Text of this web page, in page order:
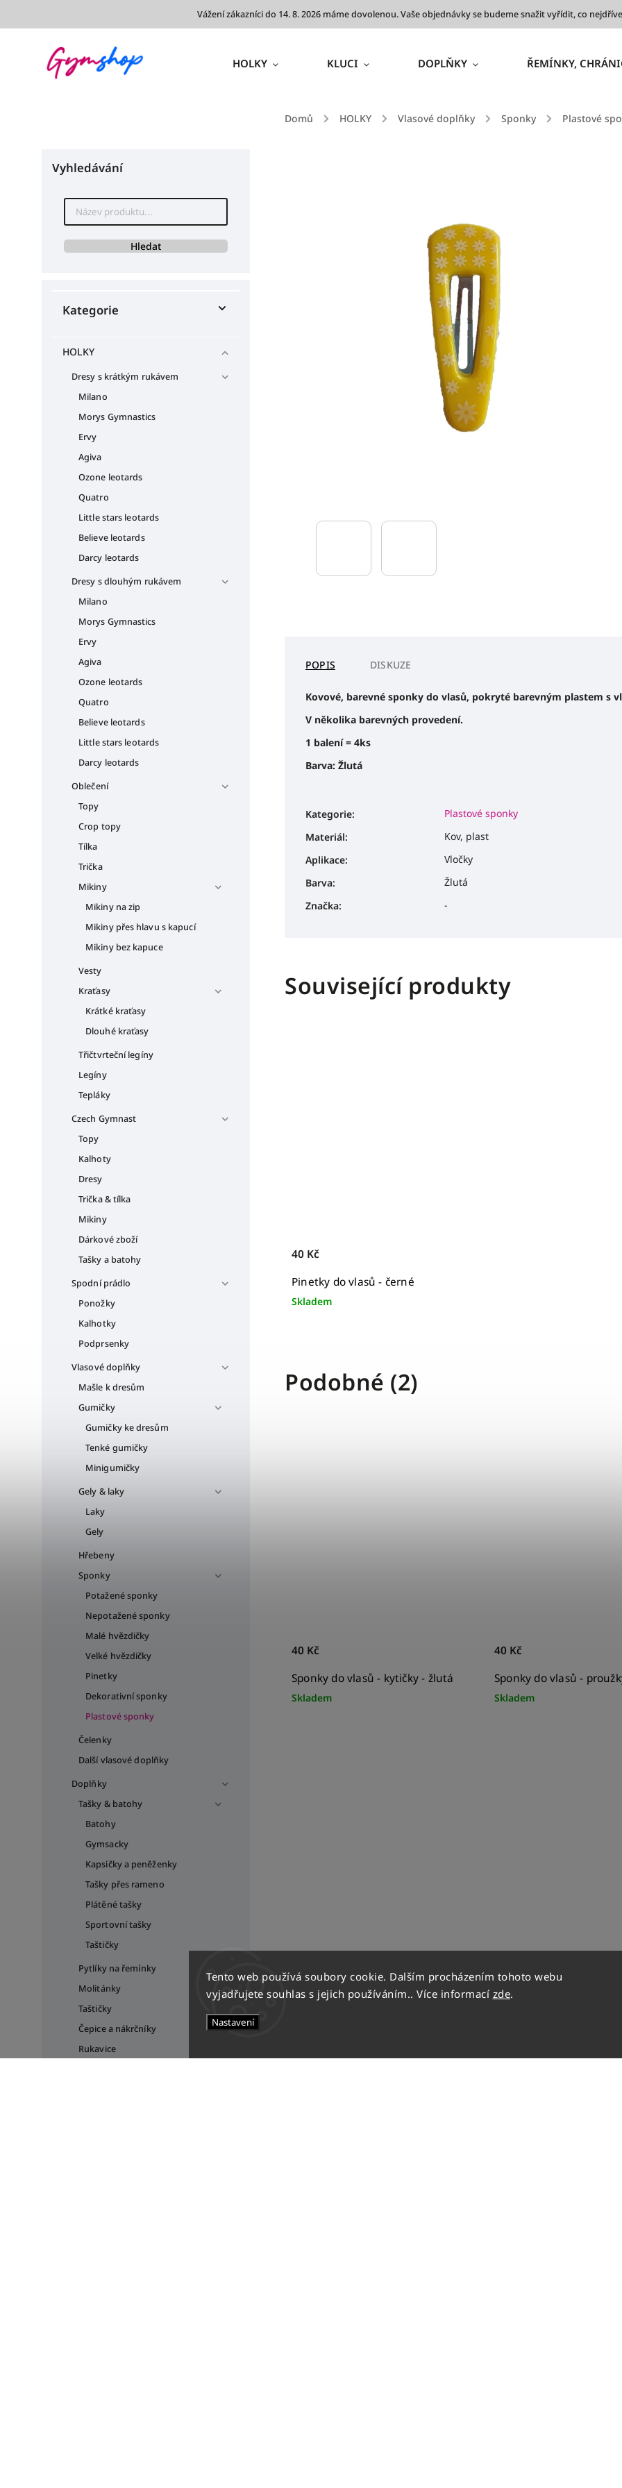
Tento web používá soubory cookie. Dalším procházením tohoto webu
vyjadřujete souhlas s jejich používáním.. Více informací zde.
Nastavení
Vážení zákazníci do 14. 8. 2026 máme dovolenou. Vaše objednávky se budeme snažit vyřídit, co
HOLKY KLUCI DOPLŇKY ŘEMÍNKY,
Domů / HOLKY / Vlasové doplňky / Sponky / Plastové
Vyhledávání
Hledat
Kategorie
HOLKY
Dresy s krátkým rukávem
Milano
Morys Gymnastics
Ervy
Agiva
Ozone leotards
Quatro
Little stars leotards
Believe leotards
Darcy leotards
Dresy s dlouhým rukávem
Milano
Morys Gymnastics
Ervy
Agiva
Ozone leotards
Quatro
Believe leotards
Little stars leotards
Darcy leotards
Oblečení
Topy
Crop topy
Tílka
Trička
Mikiny
Mikiny na zip
Mikiny přes hlavu s kapucí
Mikiny bez kapuce
Vesty
Kraťasy
Krátké kraťasy
Dlouhé kraťasy
Třičtvrteční legíny
Legíny
Tepláky
Czech Gymnast
Topy
Kalhoty
Dresy
Trička & tílka
Mikiny
Dárkové zboží
Tašky a batohy
Spodní prádlo
Ponožky
Kalhotky
Podprsenky
Vlasové doplňky
Mašle k dresům
Gumičky
Gumičky ke dresům
Tenké gumičky
Minigumičky
Gely & laky
Laky
Gely
Hřebeny
Sponky
Potažené sponky
Nepotažené sponky
Malé hvězdičky
Velké hvězdičky
Pinetky
Dekorativní sponky
Plastové sponky
Čelenky
Další vlasové doplňky
Doplňky
Tašky & batohy
Batohy
Gymsacky
Kapsičky a peněženky
Tašky přes rameno
Plátěné tašky
Sportovní tašky
Taštičky
Pytlíky na řemínky
Molitánky
Taštičky
Čepice a nákrčníky
Rukavice
POPIS DISKUZE
Kovové, barevné sponky do vlasů, pokryté barevným plastem s
V několika barevných provedení.
1 balení = 4ks
Barva: Žlutá
Kategorie:
Plastové sponky
Materiál:
Kov, plast
Aplikace:
Vločky
Barva:
Žlutá
Značka: -
Související produkty
Pinetky do vlasů - černé
Skladem
40 Kč
Podobné (2)
Sponky do vlasů - kytičky - žlutá
Skladem
40 Kč
Sponky do vlasů -
Skladem
40 Kč